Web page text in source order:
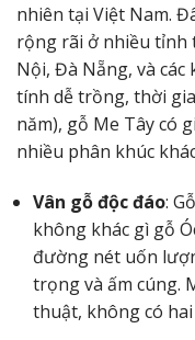
nhiên tại Việt Nam.
rộng rãi ở nhiều tỉnh
Nội, Đà Nẵng, và các
tính dễ trồng, thời
năm), gỗ Me Tây có
nhiều phân khúc
Vân gỗ độc đáo:
không khác gì gỗ
đường nét uốn
trọng và ấm cúng.
thuật, không có